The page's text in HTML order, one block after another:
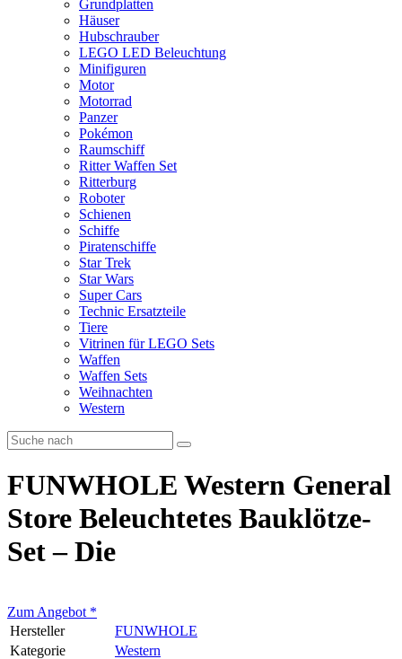
Grundplatten
Häuser
Hubschrauber
LEGO LED Beleuchtung
Minifiguren
Motor
Motorrad
Panzer
Pokémon
Raumschiff
Ritter Waffen Set
Ritterburg
Roboter
Schienen
Schiffe
Piratenschiffe
Star Trek
Star Wars
Super Cars
Technic Ersatzteile
Tiere
Vitrinen für LEGO Sets
Waffen
Waffen Sets
Weihnachten
Western
FUNWHOLE Western General
Store Beleuchtetes Bauklötze-
Set – Die
Zum Angebot *
Hersteller
FUNWHOLE
Kategorie
Western